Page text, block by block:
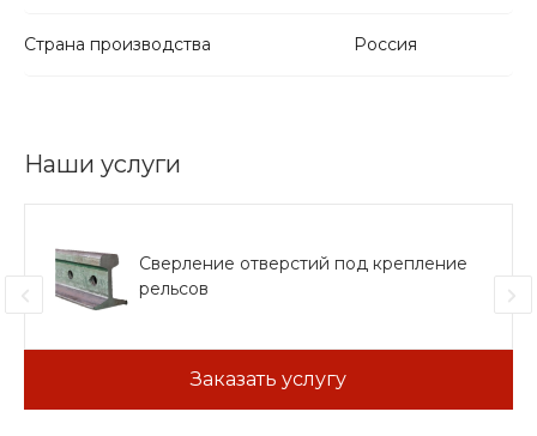
Страна производства Россия
Наши услуги
Сверление отверстий под крепление
рельсов
Заказать услугу